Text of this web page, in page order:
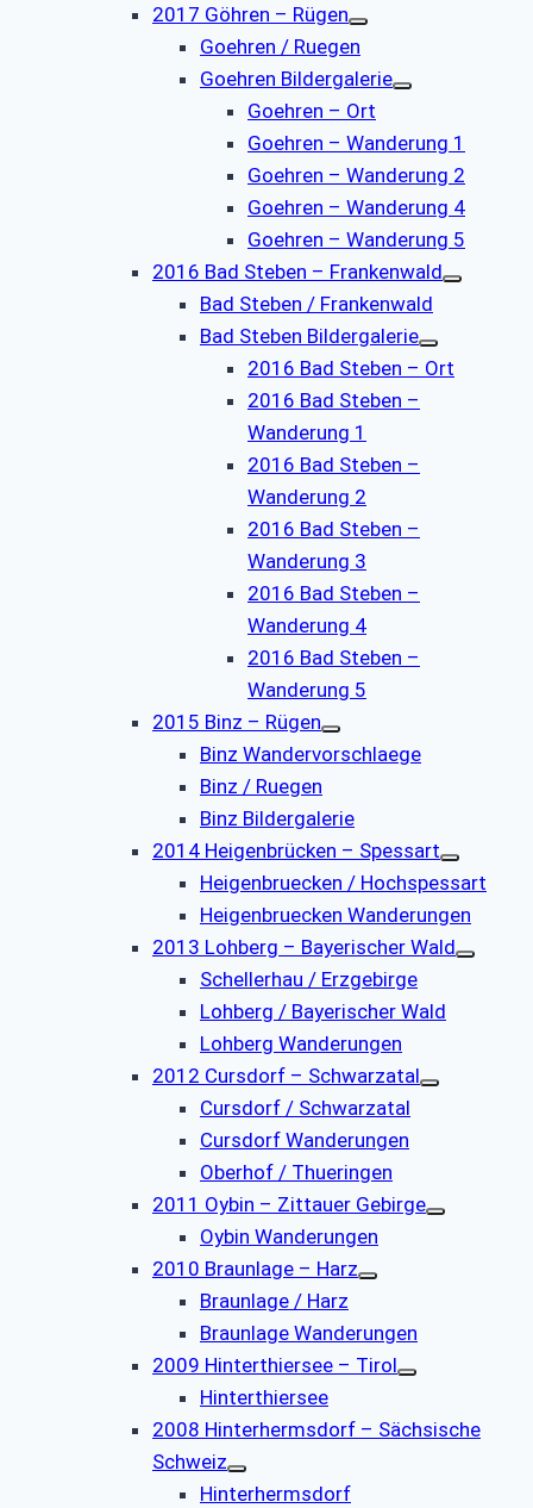
2017 Göhren – Rügen
Goehren / Ruegen
Goehren Bildergalerie
Goehren – Ort
Goehren – Wanderung 1
Goehren – Wanderung 2
Goehren – Wanderung 4
Goehren – Wanderung 5
2016 Bad Steben – Frankenwald
Bad Steben / Frankenwald
Bad Steben Bildergalerie
2016 Bad Steben – Ort
2016 Bad Steben –
Wanderung 1
2016 Bad Steben –
Wanderung 2
2016 Bad Steben –
Wanderung 3
2016 Bad Steben –
Wanderung 4
2016 Bad Steben –
Wanderung 5
2015 Binz – Rügen
Binz Wandervorschlaege
Binz / Ruegen
Binz Bildergalerie
2014 Heigenbrücken – Spessart
Heigenbruecken / Hochspessart
Heigenbruecken Wanderungen
2013 Lohberg – Bayerischer Wald
Schellerhau / Erzgebirge
Lohberg / Bayerischer Wald
Lohberg Wanderungen
2012 Cursdorf – Schwarzatal
Cursdorf / Schwarzatal
Cursdorf Wanderungen
Oberhof / Thueringen
2011 Oybin – Zittauer Gebirge
Oybin Wanderungen
2010 Braunlage – Harz
Braunlage / Harz
Braunlage Wanderungen
2009 Hinterthiersee – Tirol
Hinterthiersee
2008 Hinterhermsdorf – Sächsische
Schweiz
Hinterhermsdorf